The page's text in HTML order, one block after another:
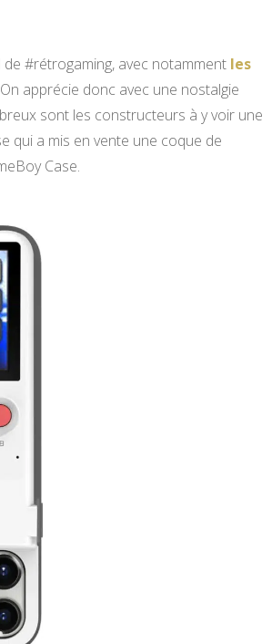
#rétrogaming, avec notamment les
apprécie donc avec une nostalgie
sont les constructeurs à y voir une
qui a mis en vente une coque de
Case.